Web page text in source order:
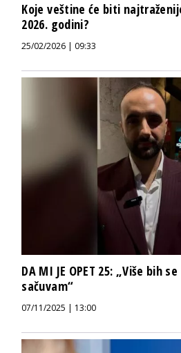
Koje veštine će biti
2026. godini?
25/02/2026 | 09:33
DA MI JE OPET 25: „Više bih
sačuvam“
07/11/2025 | 13:00